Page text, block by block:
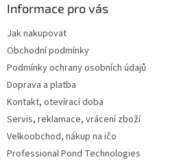
Informace pro vás
Jak nakupovat
Obchodní podmínky
Podmínky ochrany osobních údajů
Doprava a platba
Kontakt, otevírací doba
Servis, reklamace, vrácení zboží
Velkoobchod, nákup na ičo
Professional Pond Technologies